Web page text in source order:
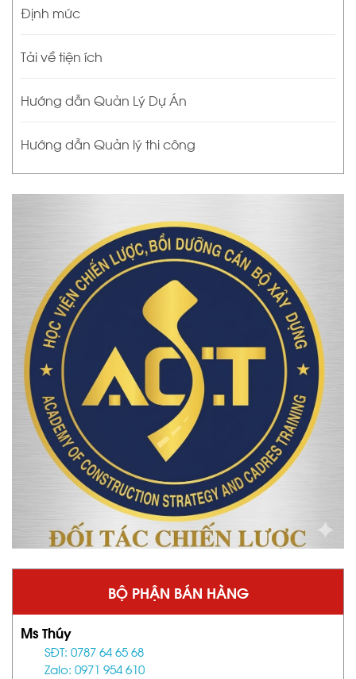
Định mức
Tải về tiện ích
Hướng dẫn Quản Lý Dự Án
Hướng dẫn Quản lý thi công
BỘ PHẬN BÁN HÀNG
Ms Thúy
SĐT: 0787 64 65 68
Zalo: 0971 954 610